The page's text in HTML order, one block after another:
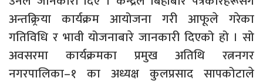
अन्तक्र्रिया कार्यक्रम आयोजना गरी आफूले गरेका
गतिविधि र भावी योजनाबारे जानकारी दिएको हो । सो
अवसरमा कार्यक्रमका प्रमुख अतिथि रत्ननगर
नगरपालिका–१ का अध्यक्ष कुलप्रसाद सापकोटाले